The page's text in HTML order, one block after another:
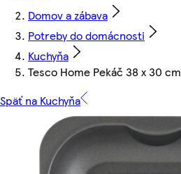
Domov a zábava
Potreby do domácnosti
Kuchyňa
Tesco Home Pekáč 38 x 30 cm
Späť na Kuchyňa